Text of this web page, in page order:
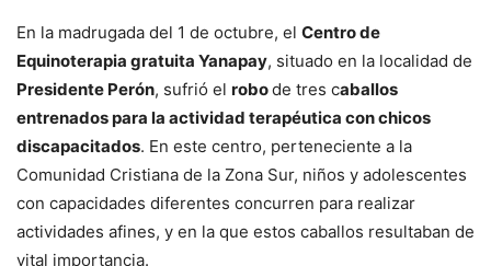
En la madrugada del 1 de octubre, el Centro de
Equinoterapia gratuita Yanapay, situado en la localidad de
Presidente Perón, sufrió el robode tres caballos
entrenados para la actividad terapéutica con chicos
discapacitados. En este centro, perteneciente a la
Comunidad Cristiana de la Zona Sur, niños y adolescentes
con capacidades diferentes concurren para realizar
actividades afines, y en la que estos caballos resultaban de
vital importancia.